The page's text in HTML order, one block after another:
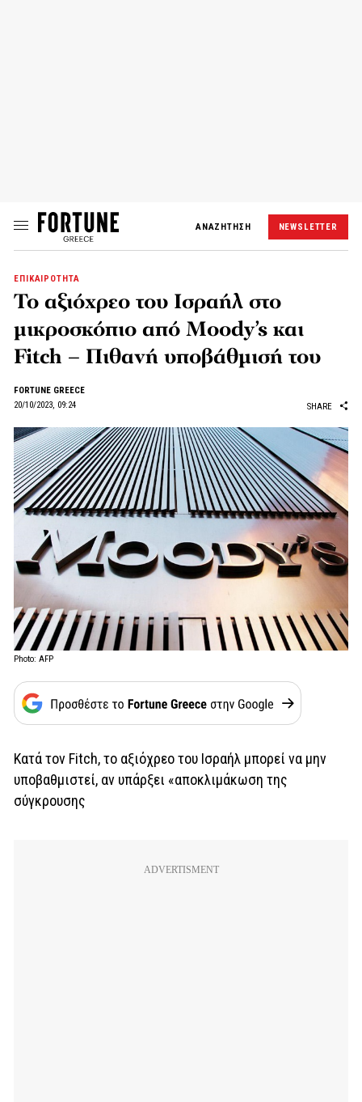
ΑΝΑΖΗΤΗΣΗ NEWSLETTER
ΕΠΙΚΑΙΡΟΤΗΤΑ
Το αξιόχρεο του Ισραήλ στο
μικροσκόπιο από Moody’s και
Fitch – Πιθανή υποβάθμισή του
FORTUNE GREECE
20/10/2023, 09:24
SHARE
Photo: AFP
Κατά τον Fitch, το αξιόχρεο του Ισραήλ μπορεί να μην
υποβαθμιστεί, αν υπάρξει «αποκλιμάκωση της
σύγκρουσης